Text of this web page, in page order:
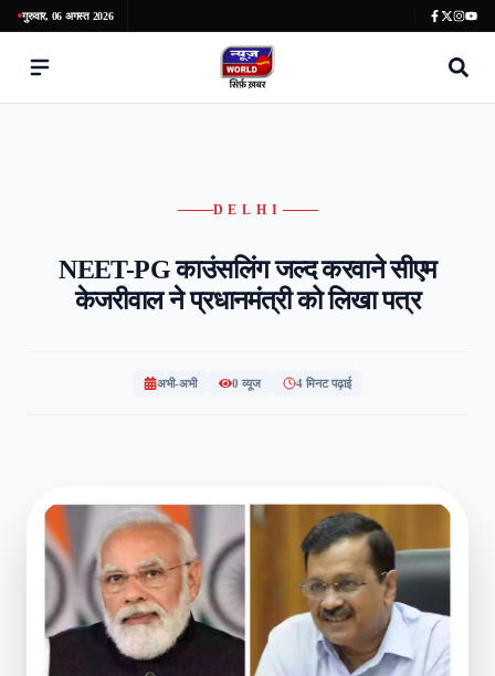
गुरुवार, 06 अगस्त 2026
DELHI
NEET-PG काउंसलिंग जल्द करवाने सीएम
केजरीवाल ने प्रधानमंत्री को लिखा पत्र
अभी-अभी 0 व्यूज 4 मिनट पढ़ाई